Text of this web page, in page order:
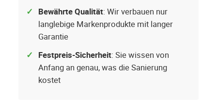
Bewährte Qualität: Wir verbauen nur
langlebige Markenprodukte mit langer
Garantie
Festpreis-Sicherheit: Sie wissen von
Anfang an genau, was die Sanierung
kostet